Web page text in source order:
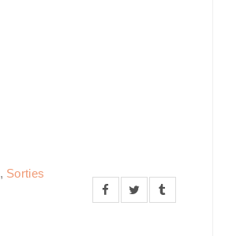
, Sorties